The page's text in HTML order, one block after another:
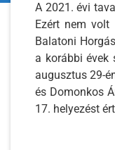
A 2021. évi
Ezért nem volt
Balatoni
a korábbi évek
augusztus 29-
és Domonkos
17. helyezést